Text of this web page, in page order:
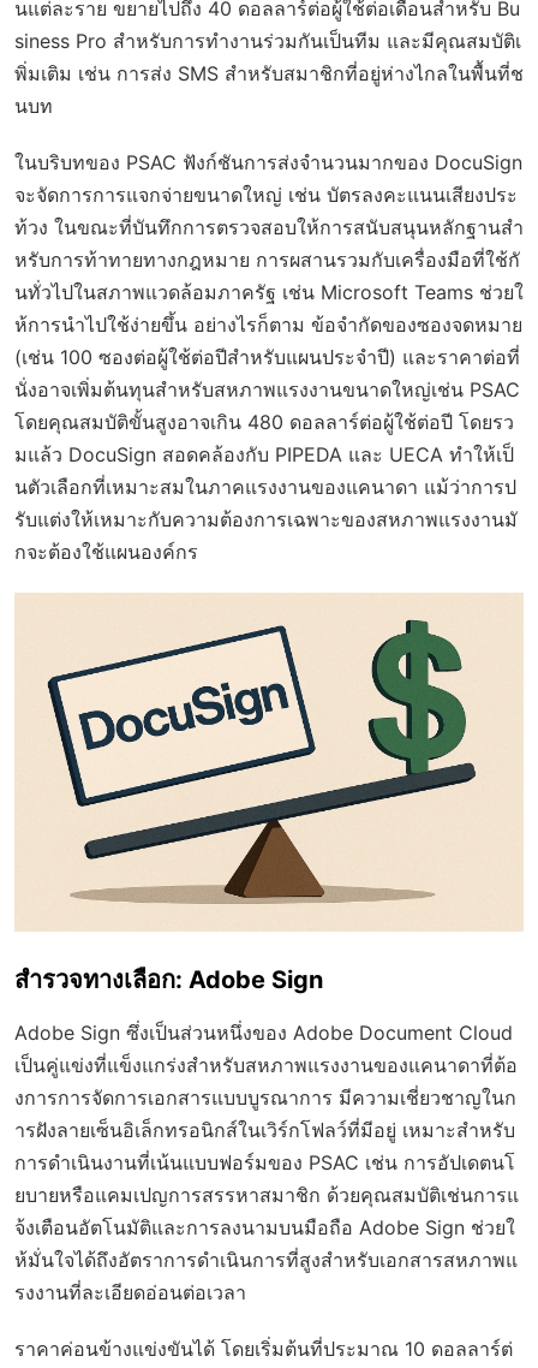
นแต่ละราย ขยายไปถึง 40 ดอลลาร์ต่อผู้ใช้ต่อเดือนสำหรับ Bu
siness Pro สำหรับการทำงานร่วมกันเป็นทีม และมีคุณสมบัติเ
พิ่มเติม เช่น การส่ง SMS สำหรับสมาชิกที่อยู่ห่างไกลในพื้นที่ช
นบท
ในบริบทของ PSAC ฟังก์ชันการส่งจำนวนมากของ DocuSign
จะจัดการการแจกจ่ายขนาดใหญ่ เช่น บัตรลงคะแนนเสียงประ
ท้วง ในขณะที่บันทึกการตรวจสอบให้การสนับสนุนหลักฐานสำ
หรับการท้าทายทางกฎหมาย การผสานรวมกับเครื่องมือที่ใช้กั
นทั่วไปในสภาพแวดล้อมภาครัฐ เช่น Microsoft Teams ช่วยใ
ห้การนำไปใช้ง่ายขึ้น อย่างไรก็ตาม ข้อจำกัดของซองจดหมาย
(เช่น 100 ซองต่อผู้ใช้ต่อปีสำหรับแผนประจำปี) และราคาต่อที่
นั่งอาจเพิ่มต้นทุนสำหรับสหภาพแรงงานขนาดใหญ่เช่น PSAC
โดยคุณสมบัติขั้นสูงอาจเกิน 480 ดอลลาร์ต่อผู้ใช้ต่อปี โดยรว
มแล้ว DocuSign สอดคล้องกับ PIPEDA และ UECA ทำให้เป็
นตัวเลือกที่เหมาะสมในภาคแรงงานของแคนาดา แม้ว่าการป
รับแต่งให้เหมาะกับความต้องการเฉพาะของสหภาพแรงงานมั
กจะต้องใช้แผนองค์กร
สำรวจทางเลือก: Adobe Sign
Adobe Sign ซึ่งเป็นส่วนหนึ่งของ Adobe Document Cloud
เป็นคู่แข่งที่แข็งแกร่งสำหรับสหภาพแรงงานของแคนาดาที่ต้อ
งการการจัดการเอกสารแบบบูรณาการ มีความเชี่ยวชาญในก
ารฝังลายเซ็นอิเล็กทรอนิกส์ในเวิร์กโฟลว์ที่มีอยู่ เหมาะสำหรับ
การดำเนินงานที่เน้นแบบฟอร์มของ PSAC เช่น การอัปเดตนโ
ยบายหรือแคมเปญการสรรหาสมาชิก ด้วยคุณสมบัติเช่นการแ
จ้งเตือนอัตโนมัติและการลงนามบนมือถือ Adobe Sign ช่วยใ
ห้มั่นใจได้ถึงอัตราการดำเนินการที่สูงสำหรับเอกสารสหภาพแ
รงงานที่ละเอียดอ่อนต่อเวลา
ราคาค่อนข้างแข่งขันได้ โดยเริ่มต้นที่ประมาณ 10 ดอลลาร์ต่